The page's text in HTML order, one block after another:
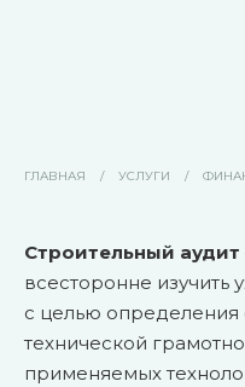
ГЛАВНАЯ / УСЛУГИ /
Строительный аудит
всесторонне изучить
с целью
технической
применяемых